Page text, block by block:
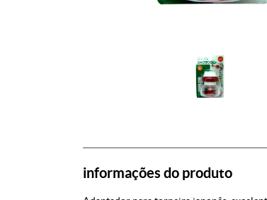
informações do produto